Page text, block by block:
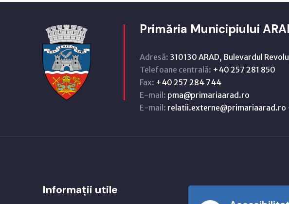
Primăria Municipiului
Adresă: 310130 ARAD, Bulevardul
Telefoane centrală: +40 257 281 850
Fax: +40 257 284 744
E-mail: pma@primariaarad.ro
E-mail: relatii.externe@primariaarad.ro
Informații utile